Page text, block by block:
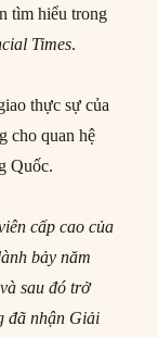
tìm hiểu trong
Times.
thực sự của
cho quan hệ
Quốc.
cấp cao của
bảy năm
sau đó trở
đã nhận Giải